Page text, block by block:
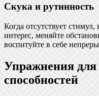
Скука и рутинность
Когда отсутствует
интерес, меняйте
воспитуйте в себе
Упражнения для
способностей